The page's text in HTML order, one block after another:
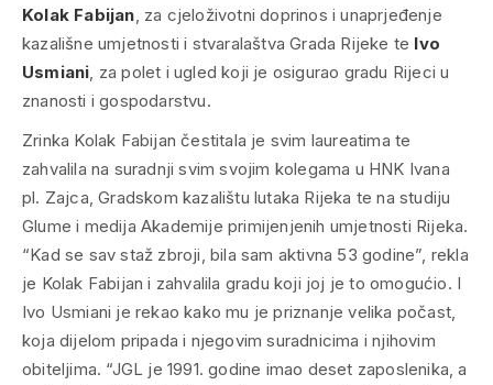
Kolak Fabijan, za cjeloživotni doprinos i unaprjeđenje
kazališne umjetnosti i stvaralaštva Grada Rijeke te Ivo
Usmiani, za polet i ugled koji je osigurao gradu Rijeci u
znanosti i gospodarstvu.
Zrinka Kolak Fabijan čestitala je svim laureatima te
zahvalila na suradnji svim svojim kolegama u HNK Ivana
pl. Zajca, Gradskom kazalištu lutaka Rijeka te na studiju
Glume i medija Akademije primijenjenih umjetnosti Rijeka.
“Kad se sav staž zbroji, bila sam aktivna 53 godine”, rekla
je Kolak Fabijan i zahvalila gradu koji joj je to omogućio. I
Ivo Usmiani je rekao kako mu je priznanje velika počast,
koja dijelom pripada i njegovim suradnicima i njihovim
obiteljima. “JGL je 1991. godine imao deset zaposlenika, a